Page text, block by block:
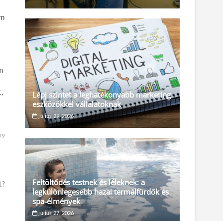
Lépj szintet a leghatékonyabb marketing
eszközökkel vállalatoknak
július 29, 2026
Feltöltődés testnek és léleknek: a
legkülönlegesebb hazai termálfürdők és
spa-élmények
július 27, 2026